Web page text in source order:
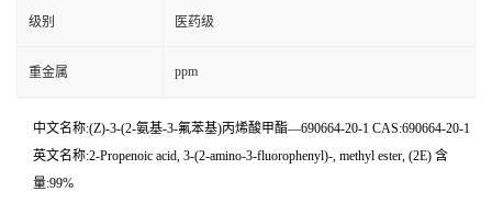
级别 医药级
重金属 ppm
中文名称:(Z)-3-(2-氨基-3-氟苯基)丙烯酸甲酯—690664-20-1 CAS:690664-20-1
英文名称:2-Propenoic acid, 3-(2-amino-3-fluorophenyl)-, methyl ester, (2E) 含
量:99%